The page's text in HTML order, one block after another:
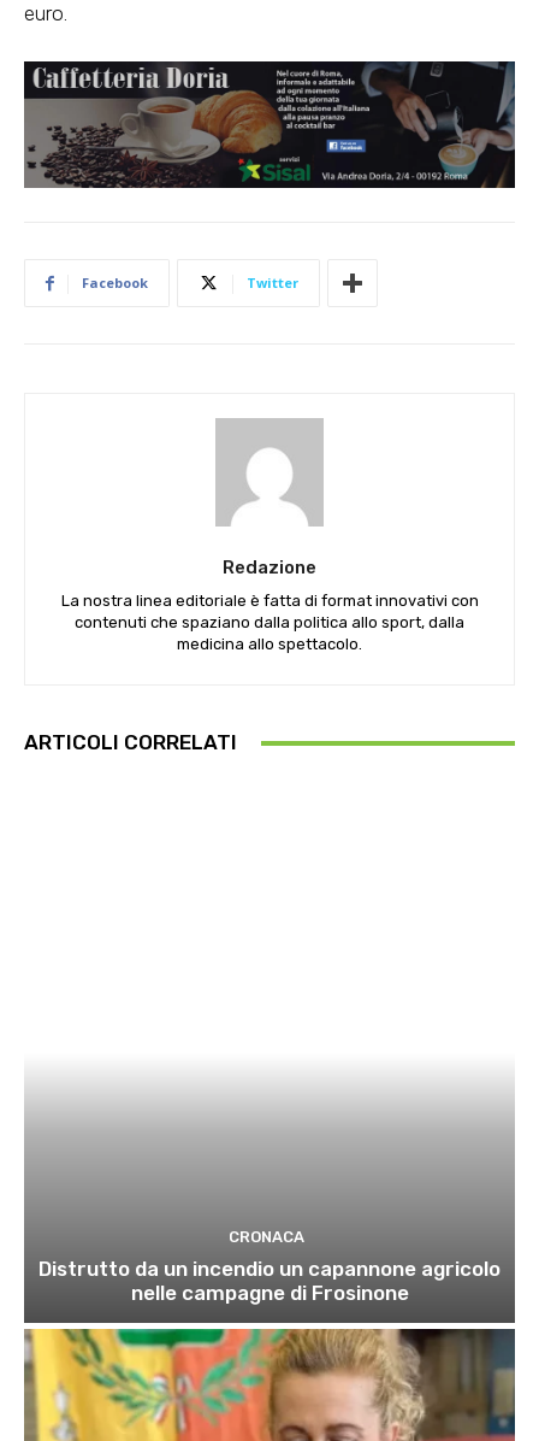
euro.
Facebook Twitter
Redazione
La nostra linea editoriale è fatta di format innovativi con
contenuti che spaziano dalla politica allo sport, dalla
medicina allo spettacolo.
ARTICOLI CORRELATI
CRONACA
Distrutto da un incendio un capannone agricolo
nelle campagne di Frosinone